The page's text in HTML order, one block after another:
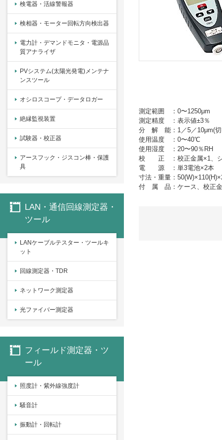
検電器・活線警報器
検相器・モーター回転方向検出器
電力計・デマンドモニタ・電源品
質アナライザ
PVシステム(太陽光発電)メンテナ
ンスツール
オシロスコープ・データロガー
絶縁監視装置
試験器・校正器
アースフック・ジスコン棒・保護
具
LAN・通信回線測定器・
ツール
LANケーブルテスター・ツールキ
ット
回線測定器・TDR
ネットワーク測定器
光ファイバー測定器
フィールド測定器・ツ
ール
照度計・紫外線強度計
騒音計
振動計・回転計
測定範囲 ：0〜1250μm
測定精度 ：表示値±3％
分 解 能：1／5／10μm(切
使用温度 ：0〜40℃
使用湿度 ：20〜90％RH
校 正 ：校正金属×1、
電 源 ：単3電池×2本
寸法・重量：
付 属 品：ケース、校正金